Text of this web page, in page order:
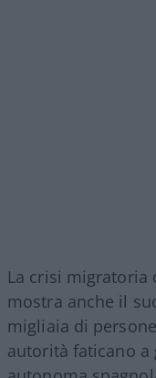
La crisi migratoria
mostra anche il
migliaia di
autorità faticano a